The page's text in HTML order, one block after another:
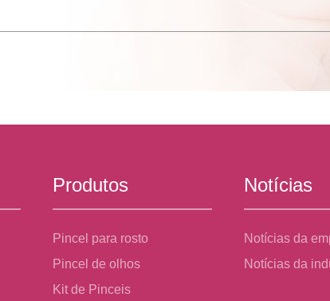
Produtos
Pincel para rosto
Pincel de olhos
Kit de Pinceis
Notícias
Notícias da
Notícias da